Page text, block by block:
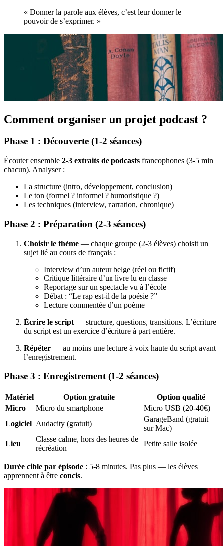
« Donner la parole aux élèves, c’est leur donner le
pouvoir de s’exprimer. »
Comment organiser un projet podcast ?
Phase 1 : Découverte (1-2 séances)
Écouter ensemble 2-3 extraits de podcasts francophones (3-5 min
chacun). Analyser :
La structure (intro, développement, conclusion)
Le ton (formel ? informel ? humoristique ?)
Les techniques (interview, narration, chronique)
Phase 2 : Préparation (2-3 séances)
Choisir le thème — chaque groupe (2-3 élèves) choisit un
sujet lié au cours de français :
Interview d’un auteur belge (réel ou fictif)
Critique littéraire d’un livre lu en classe
Reportage sur un spectacle vu à l’école
Débat : “Le rap est-il de la poésie ?”
Lecture commentée d’un poème
Écrire le script — structure, questions, transitions. L’écriture
du script est un exercice d’écriture à part entière.
Répéter — au moins une lecture à voix haute du script avant
l’enregistrement.
Phase 3 : Enregistrement (1-2 séances)
Matériel Option gratuite
Option qualité
Micro
Micro du smartphone
Micro USB (20-40€)
Logiciel Audacity (gratuit)
GarageBand (gratuit
sur Mac)
Lieu
Classe calme, hors des heures de
récréation
Petite salle isolée
Durée cible par épisode : 5-8 minutes. Pas plus — les élèves
apprennent à être concis.